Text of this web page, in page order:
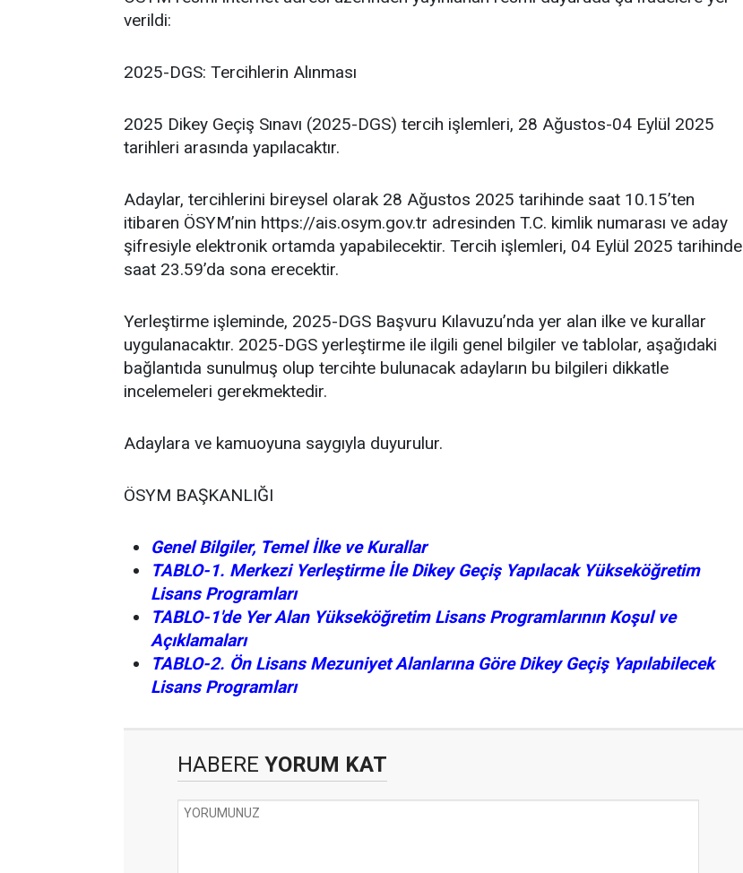
verildi:
2025-DGS: Tercihlerin Alınması
2025 Dikey Geçiş Sınavı (2025-DGS) tercih işlemleri, 28 Ağustos-04 Eylül 2025
tarihleri arasında yapılacaktır.
Adaylar, tercihlerini bireysel olarak 28 Ağustos 2025 tarihinde saat 10.15’ten
itibaren ÖSYM’nin https://ais.osym.gov.tr adresinden T.C. kimlik numarası ve aday
şifresiyle elektronik ortamda yapabilecektir. Tercih işlemleri, 04 Eylül 2025 tarihinde
saat 23.59’da sona erecektir.
Yerleştirme işleminde, 2025-DGS Başvuru Kılavuzu’nda yer alan ilke ve kurallar
uygulanacaktır. 2025-DGS yerleştirme ile ilgili genel bilgiler ve tablolar, aşağıdaki
bağlantıda sunulmuş olup tercihte bulunacak adayların bu bilgileri dikkatle
incelemeleri gerekmektedir.
Adaylara ve kamuoyuna saygıyla duyurulur.
ÖSYM BAŞKANLIĞI
Genel Bilgiler, Temel İlke ve Kurallar
TABLO-1. Merkezi Yerleştirme İle Dikey Geçiş Yapılacak Yükseköğretim
Lisans Programları
TABLO-1'de Yer Alan Yükseköğretim Lisans Programlarının Koşul ve
Açıklamaları
TABLO-2. Ön Lisans Mezuniyet Alanlarına Göre Dikey Geçiş Yapılabilecek
Lisans Programları
HABERE YORUM KAT